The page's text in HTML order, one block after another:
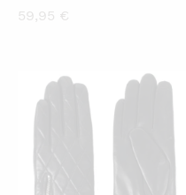
59,95 €
KATSO PIKANÄKYMÄ